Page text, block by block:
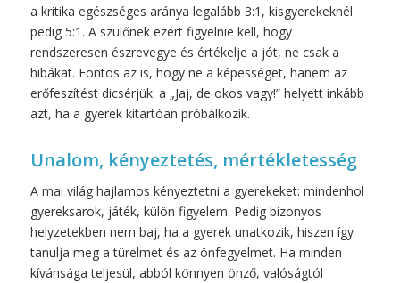
a kritika egészséges aránya legalább 3:1, kisgyerekeknél
pedig 5:1. A szülőnek ezért figyelnie kell, hogy
rendszeresen észrevegye és értékelje a jót, ne csak a
hibákat. Fontos az is, hogy ne a képességet, hanem az
erőfeszítést dicsérjük: a „Jaj, de okos vagy!” helyett inkább
azt, ha a gyerek kitartóan próbálkozik.
Unalom, kényeztetés, mértékletesség
A mai világ hajlamos kényeztetni a gyerekeket: mindenhol
gyereksarok, játék, külön figyelem. Pedig bizonyos
helyzetekben nem baj, ha a gyerek unatkozik, hiszen így
tanulja meg a türelmet és az önfegyelmet. Ha minden
kívánsága teljesül, abból könnyen önző, valóságtól